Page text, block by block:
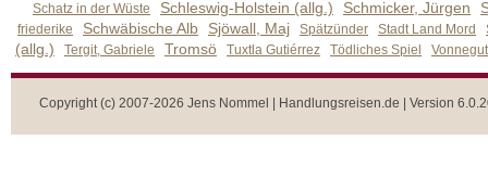
Schatz in der Wüste
Schleswig-Holstein (allg.) Schmicker, Jürgen
friederike Schwäbische Alb Sjöwall, Maj Spätzünder Stadt Land Mord
(allg.) Tergit, Gabriele Tromsö Tuxtla Gutiérrez Tödliches Spiel
Copyright (c) 2007-2026 Jens Nommel | Handlungsreisen.de | Version